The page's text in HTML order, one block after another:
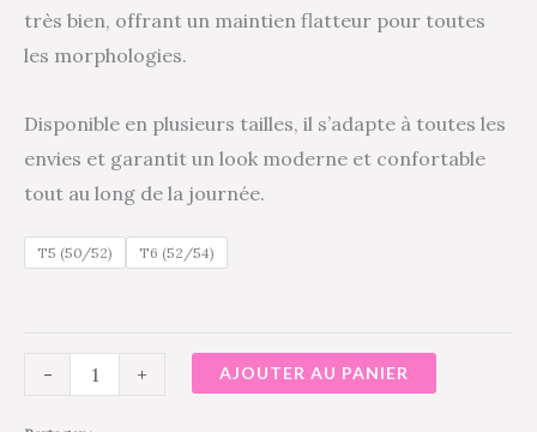
très bien, offrant un maintien flatteur pour toutes
les morphologies.
Disponible en plusieurs tailles, il s’adapte à toutes les
envies et garantit un look moderne et confortable
tout au long de la journée.
T5 (50/52) T6 (52/54)
- + AJOUTER AU PANIER